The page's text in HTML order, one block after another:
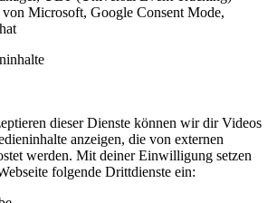
Microsoft, Google Consent Mode,
dieser Dienste können wir dir Videos
anzeigen, die von externen
werden. Mit deiner Einwilligung setzen
folgende Drittdienste ein: